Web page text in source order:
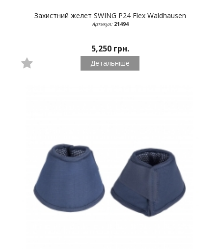
Захистний желет SWING P24 Flex Waldhausen
Артикул:21494
5,250 грн.
Детальніше